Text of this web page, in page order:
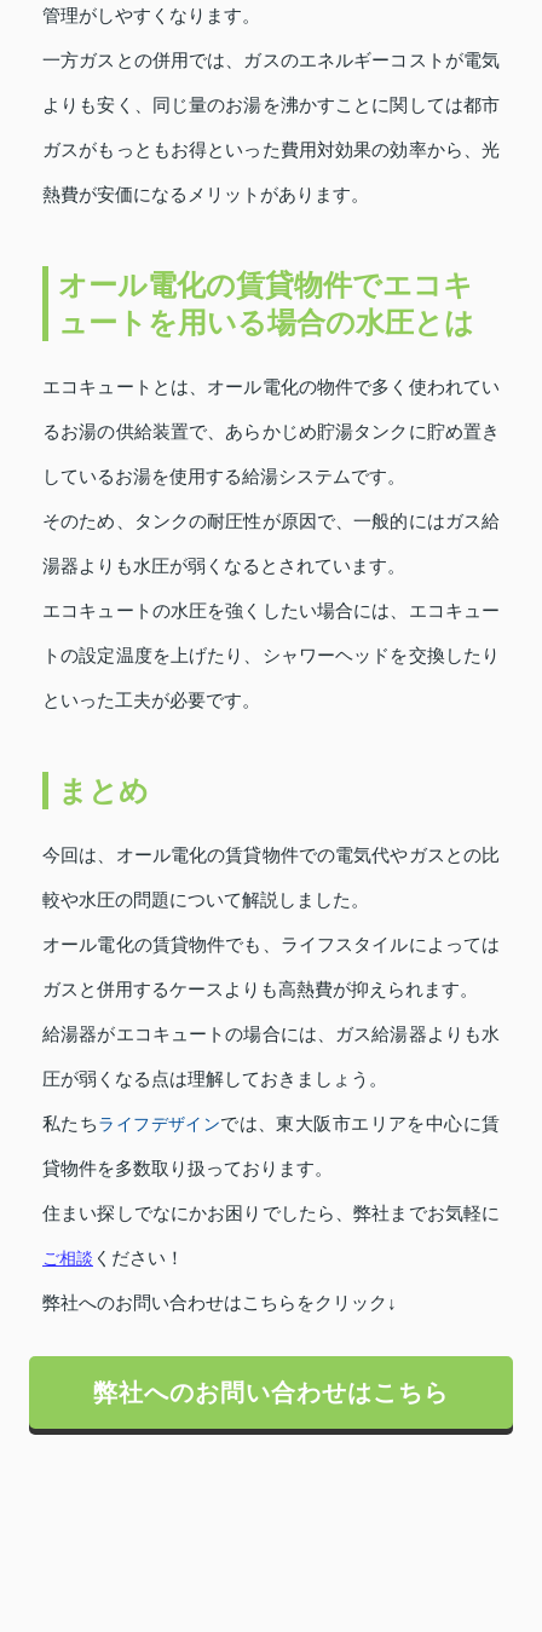
管理がしやすくなります。
一方ガスとの併用では、ガスのエネルギーコストが電気
よりも安く、同じ量のお湯を沸かすことに関しては都市
ガスがもっともお得といった費用対効果の効率から、光
熱費が安価になるメリットがあります。
オール電化の賃貸物件でエコキ
ュートを用いる場合の水圧とは
エコキュートとは、オール電化の物件で多く使われてい
るお湯の供給装置で、あらかじめ貯湯タンクに貯め置き
しているお湯を使用する給湯システムです。
そのため、タンクの耐圧性が原因で、一般的にはガス給
湯器よりも水圧が弱くなるとされています。
エコキュートの水圧を強くしたい場合には、エコキュー
トの設定温度を上げたり、シャワーヘッドを交換したり
といった工夫が必要です。
まとめ
今回は、オール電化の賃貸物件での電気代やガスとの比
較や水圧の問題について解説しました。
オール電化の賃貸物件でも、ライフスタイルによっては
ガスと併用するケースよりも高熱費が抑えられます。
給湯器がエコキュートの場合には、ガス給湯器よりも水
圧が弱くなる点は理解しておきましょう。
私たちライフデザインでは、東大阪市エリアを中心に賃
貸物件を多数取り扱っております。
住まい探しでなにかお困りでしたら、弊社までお気軽に
ご相談 ください！
弊社へのお問い合わせはこちらをクリック↓
弊社へのお問い合わせはこちら